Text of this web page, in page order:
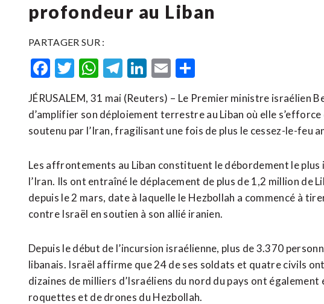
profondeur au Liban
PARTAGER SUR :
Facebook
Twitter
WhatsApp
Telegram
LinkedIn
Email
JÉRUSALEM, 31 mai (Reuters) – Le Premier ministre israélien
d’amplifier son déploiement terrestre au Liban où elle
soutenu par l’Iran, fragilisant une fois de plus le cessez-le-feu
Les affrontements au Liban constituent le débordement le
l’Iran. Ils ont entraîné le déplacement de plus de ​1,2 million de
depuis le 2 mars, date à ​laquelle le Hezbollah a commencé ⁠à
contre Israël en soutien à son allié ‌iranien.
Depuis le début de l’incursion ‌israélienne, plus de 3.370
libanais. Israël affirme que 24 de ses soldats et quatre civils
dizaines de milliers d’Israéliens du nord du pays ont
roquettes et de drones du Hezbollah.